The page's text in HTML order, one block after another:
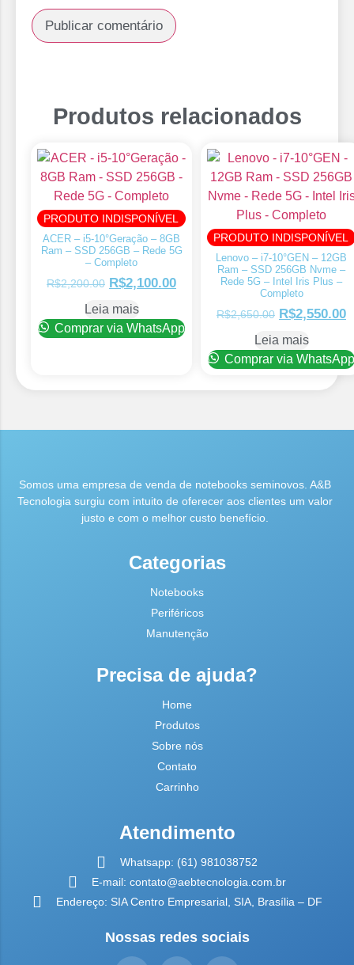
Produtos relacionados
PRODUTO INDISPONÍVEL
ACER – i5-10°Geração – 8GB
Ram – SSD 256GB – Rede 5G
– Completo
R$2,200.00 R$2,100.00
Leia mais
Comprar via WhatsApp
PRODUTO INDISPONÍVEL
Lenovo – i7-10°GEN – 12GB
Ram – SSD 256GB Nvme –
Rede 5G – Intel Iris Plus –
Completo
R$2,650.00 R$2,550.00
Leia mais
Comprar via WhatsApp
Somos uma empresa de venda de notebooks seminovos. A&B
Tecnologia surgiu com intuito de oferecer aos clientes um valor
justo e com o melhor custo benefício.
Categorias
Notebooks
Periféricos
Manutenção
Precisa de ajuda?
Home
Produtos
Sobre nós
Contato
Carrinho
Atendimento
Whatsapp: (61) 981038752
E-mail: contato@aebtecnologia.com.br
Endereço: SIA Centro Empresarial, SIA, Brasília – DF
Nossas redes sociais